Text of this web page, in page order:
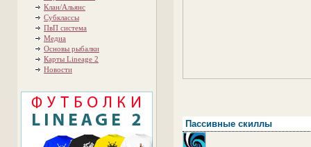
Клан/Альянс
Субклассы
ПвП система
Медиа
Основы рыбалки
Карты Lineage 2
Новости
Пассивные скиллы